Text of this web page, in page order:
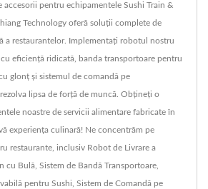
accesorii pentru echipamentele Sushi Train &
Technology oferă soluții complete de
a restaurantelor. Implementați robotul nostru
eficiență ridicată, banda transportoare pentru
glonț și sistemul de comandă pe
lipsa de forță de muncă. Obțineți o
noastre de servicii alimentare fabricate în
experiența culinară! Ne concentrăm pe
restaurante, inclusiv Robot de Livrare a
cu Bulă, Sistem de Bandă Transportoare,
pentru Sushi, Sistem de Comandă pe